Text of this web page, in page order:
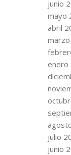
junio
mayo
abril
enero
julio
junio